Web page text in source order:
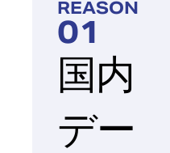
REASON
01
国内
デー